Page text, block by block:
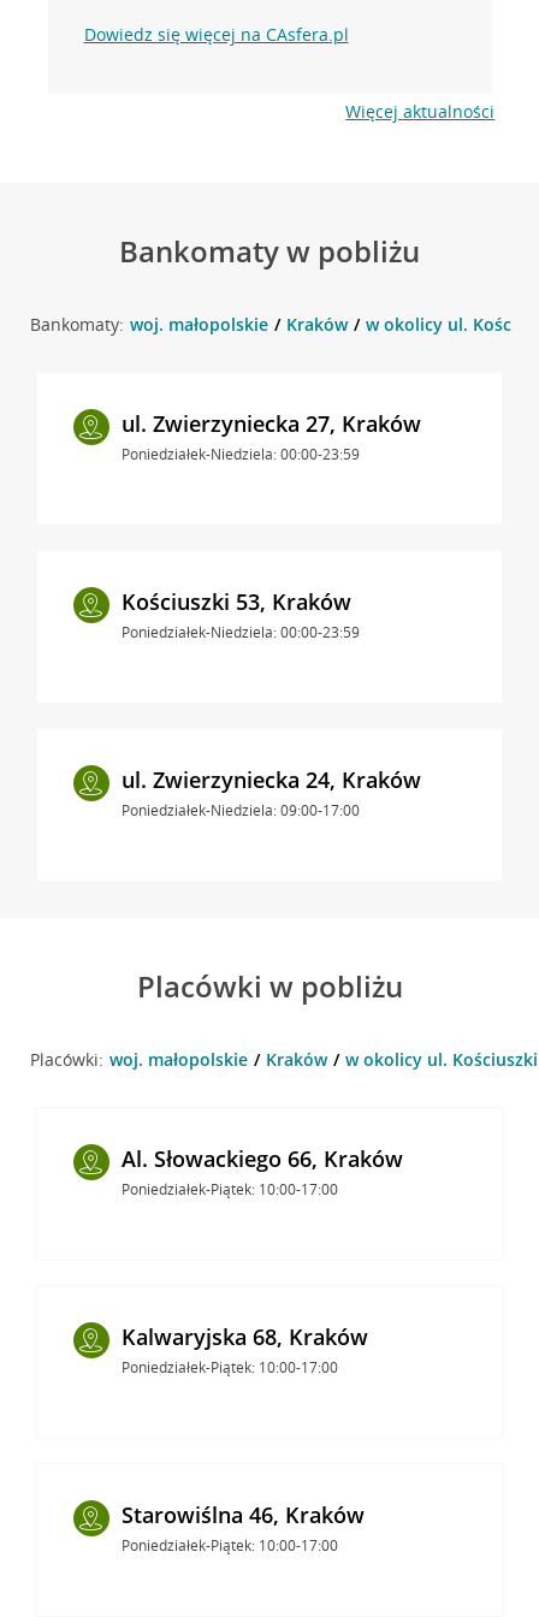
Dowiedz się więcej na CAsfera.pl
Więcej aktualności
Bankomaty w pobliżu
Bankomaty: woj. małopolskie Kraków w okolicy ul.
ul. Zwierzyniecka 27, Kraków
Poniedziałek-Niedziela: 00:00-23:59
Kościuszki 53, Kraków
Poniedziałek-Niedziela: 00:00-23:59
ul. Zwierzyniecka 24, Kraków
Poniedziałek-Niedziela: 09:00-17:00
Placówki w pobliżu
Placówki: woj. małopolskie Kraków w okolicy ul.
Al. Słowackiego 66, Kraków
Poniedziałek-Piątek: 10:00-17:00
Kalwaryjska 68, Kraków
Poniedziałek-Piątek: 10:00-17:00
Starowiślna 46, Kraków
Poniedziałek-Piątek: 10:00-17:00